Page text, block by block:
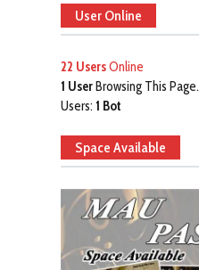
User Online
22 UsersOnline
1 UserBrowsing This Page.
Users: 1 Bot
Space Available